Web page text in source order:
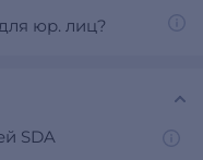
юр. лиц?
SDA